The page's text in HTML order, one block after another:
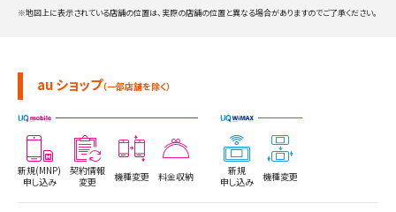
※地図上に表示されている店舗の位置は、実際の店舗の位置と異なる場合がありますのでご了承ください。
au ショップ（一部店舗を除く）
新規(MNP)
申し込み
契約情報
変更
機種変更 料金収納
新規
申し込み
機種変更